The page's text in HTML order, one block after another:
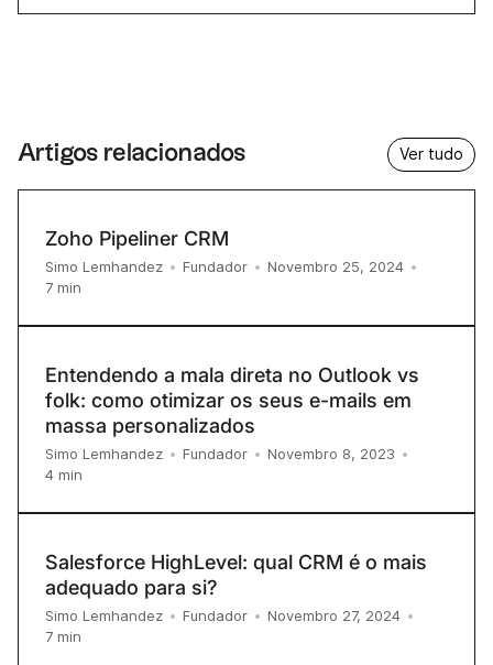
Artigos relacionados Ver tudo
Zoho Pipeliner CRM
Simo Lemhandez • Fundador • Novembro 25, 2024 •
7 min
Entendendo a mala direta no Outlook vs
folk: como otimizar os seus e-mails em
massa personalizados
Simo Lemhandez • Fundador • Novembro 8, 2023 •
4 min
Salesforce HighLevel: qual CRM é o mais
adequado para si?
Simo Lemhandez • Fundador • Novembro 27, 2024 •
7 min